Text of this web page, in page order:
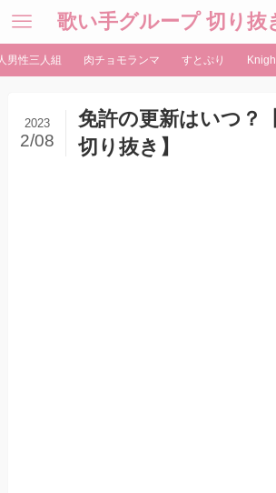
歌い手グループ 切り抜
男性三人組 肉チョモランマ すとぷり
免許の更新はいつ？
切り抜き】
2023
2/08